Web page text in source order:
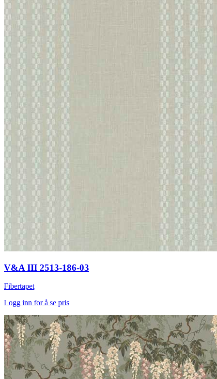
V&A III 2513-186-03
Fibertapet
Logg inn for å se pris